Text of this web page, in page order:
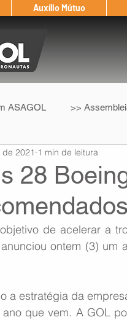
Auxílio Mútuo
ASAGOL >>
>> IFALPA >>
Safety Window
Workshop ASAGOL
28
2021 1 min de leitura
de acelerar a
anunciou ontem (3) um
a estratégia da
que vem. A GOL